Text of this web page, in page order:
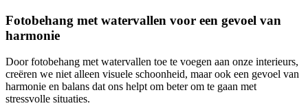
Fotobehang met watervallen voor een gevoel van
harmonie
Door fotobehang met watervallen toe te voegen aan onze interieurs,
creëren we niet alleen visuele schoonheid, maar ook een gevoel van
harmonie en balans dat ons helpt om beter om te gaan met
stressvolle situaties.